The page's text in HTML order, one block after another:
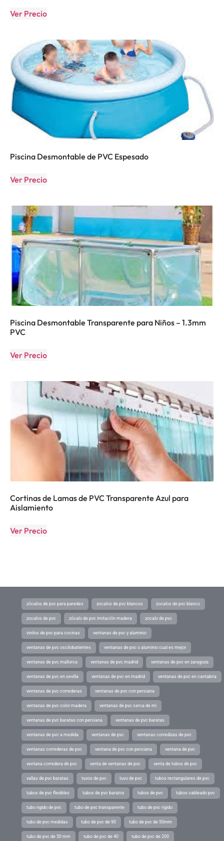
Ver Precio
Piscina Desmontable de PVC Espesado
Ver Precio
Piscina Desmontable Transparente para Niños – 1.3mm
PVC
Ver Precio
Cortinas de Lamas de PVC Transparente Azul para
Aislamiento
Ver Precio
zócalos de pvc para paredes zocalos de pvc blancos zocalos de pvc blanco
zocalos de pvc zócalo de pvc imitación madera zocalo de pvc
vinilos de pvc para cocinas ventanas de pvc y aluminio
ventanas de pvc oscilobatientes ventanas de pvc o aluminio cual es mejor
ventanas de pvc mallorca ventanas de pvc madrid ventanas de pvc en zaragoza
ventanas de pvc en sevilla ventanas de pvc en madrid ventanas de pvc en cantabria
ventanas de pvc correderas ventanas de pvc con persiana
ventanas de pvc color madera ventanas de pvc cerca de mi
ventanas de pvc baratas con persiana ventanas de pvc baratas
ventanas de pvc a medida ventanas de pvc ventanas corredizas de pvc
ventanas correderas de pvc ventana de pvc con persiana ventana de pvc
ventana corredera de pvc venta de ventanas de pvc venta de tubos de pvc
vallas de pvc baratas tuvos de pvc tuvo de pvc tubos rectangulares de pvc
tubos de pvc flexibles tubos de pvc baratos tubos de pvc tubos cableado pvc
tubo rigido de pvc tubo de pvc transparente tubo de pvc rigido
tubo de pvc medidas tubo de pvc de 90 tubo de pvc de 50mm
tubo de pvc de 50 mm tubo de pvc de 40 tubo de pvc de 200